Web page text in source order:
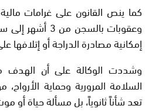
وعقوبات
إمكانية مصادرة الدراجة أو إتلافها
وشددت الوكالة على أن الهدف
السلامة المرورية وحماية
تعد شأناً ثانوياً، بل مسألة حياة أو